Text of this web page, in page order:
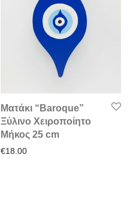
Ματάκι “Baroque”
Ξύλινο Χειροποίητο
Μήκος 25 cm
€18.00